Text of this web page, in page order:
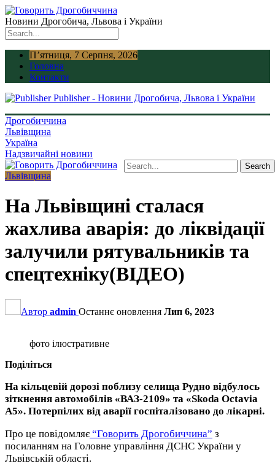
Новини Дрогобича, Львова і України
П’ятниця, 7 Серпня, 2026
Головна
Контакти
Publisher - Новини Дрогобича, Львова і України
Дрогобиччина
Львівщина
Україна
Надзвичайні новини
Львівщина
На Львівщині сталася
жахлива аварія: до ліквідації
залучили рятувальників та
спецтехніку(ВІДЕО)
Автор admin Останнє оновлення Лип 6, 2023
фото ілюстративне
Поділіться
На кільцевій дорозі поблизу селища Рудно відбулось
зіткнення автомобілів «ВАЗ-2109» та «Skoda Octavia
A5». Потерпілих від аварії госпіталізовано до лікарні.
Про це повідомляє “Говорить Дрогобиччина” з
посиланням на Головне управління ДСНС України у
Львівській області.